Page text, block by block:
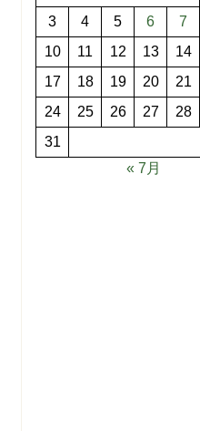
3
4 5 6 7
10
11 12 13 14
17
18 19 20 21
24
25 26 27 28
31
« 7月